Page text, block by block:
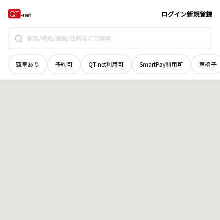
ログイン新規登録
空車あり 予約可 QT-net利用可 SmartPay利用可 車椅子
北海道